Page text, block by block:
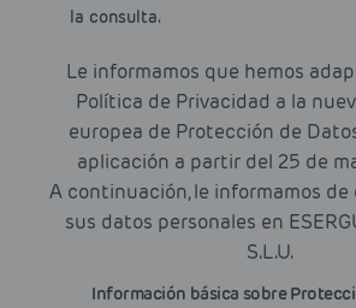
la consulta.
Le informamos que hemos
Política de Privacidad a la
europea de Protección de
aplicación a partir del 25 de
A continuación, le informamos
sus datos personales en
S.L.U.
Información básica sobre